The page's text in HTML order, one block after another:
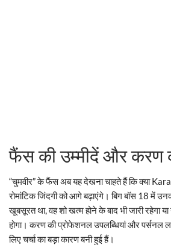
फैंस की उम्मीदें और करण
“चुमवीर” के फैंस अब यह देखना चाहते हैं कि क्या
रोमांटिक जिंदगी को आगे बढ़ाएंगे। बिग बॉस 18 में
खूबसूरत था, वह शो खत्म होने के बाद भी जारी रहेगा
होगा। करण की प्रोफेशनल उपलब्धियां और पर्सनल
लिए चर्चा का बड़ा कारण बनी हुई हैं।